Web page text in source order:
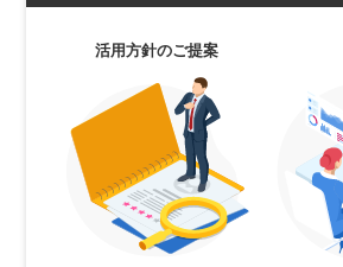
活用方針のご提案